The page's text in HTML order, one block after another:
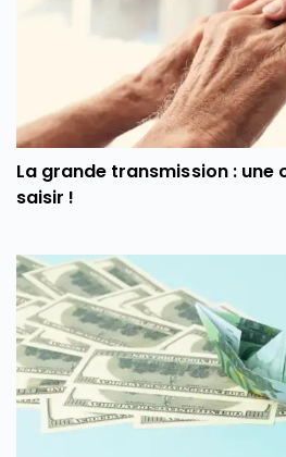
La grande transmission : une
saisir !